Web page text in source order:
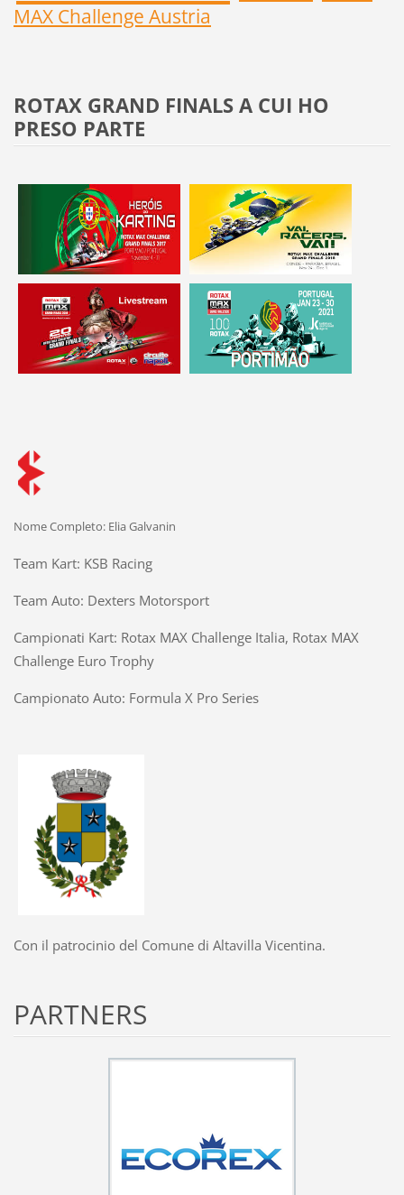
MAX Challenge Austria
ROTAX GRAND FINALS A CUI HO
PRESO PARTE
Nome Completo: Elia Galvanin
Team Kart: KSB Racing
Team Auto: Dexters Motorsport
Campionati Kart: Rotax MAX Challenge Italia, Rotax MAX
Challenge Euro Trophy
Campionato Auto: Formula X Pro Series
Con il patrocinio del Comune di Altavilla Vicentina.
PARTNERS